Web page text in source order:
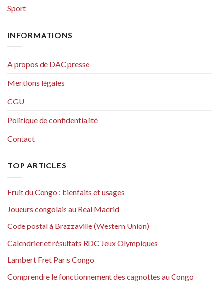
Sport
INFORMATIONS
A propos de DAC presse
Mentions légales
CGU
Politique de confidentialité
Contact
TOP ARTICLES
Fruit du Congo : bienfaits et usages
Joueurs congolais au Real Madrid
Code postal à Brazzaville (Western Union)
Calendrier et résultats RDC Jeux Olympiques
Lambert Fret Paris Congo
Comprendre le fonctionnement des cagnottes au Congo